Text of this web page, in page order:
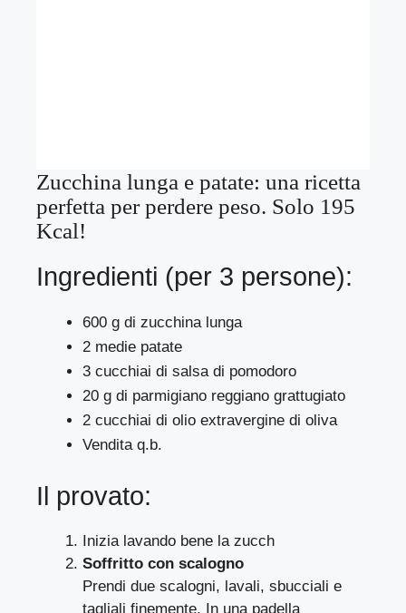
Zucchina lunga e patate: una ricetta
perfetta per perdere peso. Solo 195
Kcal!
Ingredienti (per 3 persone):
600 g di zucchina lunga
2 medie patate
3 cucchiai di salsa di pomodoro
20 g di parmigiano reggiano grattugiato
2 cucchiai di olio extravergine di oliva
Vendita q.b.
Il provato:
Inizia lavando bene la zucch
Soffritto con scalogno
Prendi due scalogni, lavali, sbucciali e
tagliali finemente. In una padella